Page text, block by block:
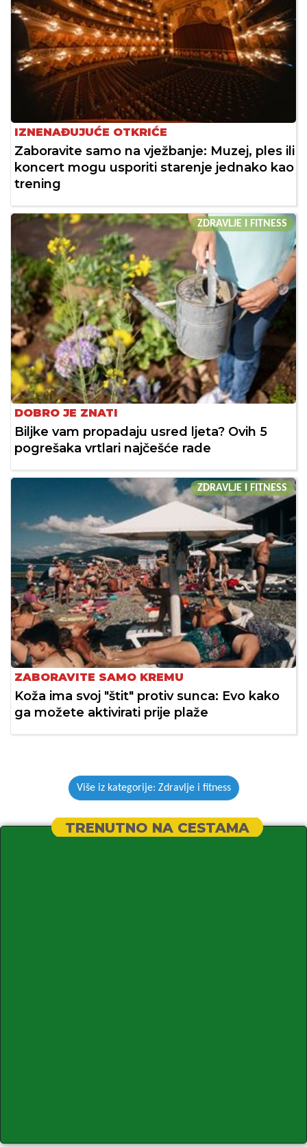
IZNENAĐUJUĆE OTKRIĆE
Zaboravite samo na vježbanje: Muzej, ples ili
koncert mogu usporiti starenje jednako kao
trening
ZDRAVLJE I FITNESS
DOBRO JE ZNATI
Biljke vam propadaju usred ljeta? Ovih 5
pogrešaka vrtlari najčešće rade
ZDRAVLJE I FITNESS
ZABORAVITE SAMO KREMU
Koža ima svoj "štit" protiv sunca: Evo kako
ga možete aktivirati prije plaže
Više iz kategorije: Zdravlje i fitness
TRENUTNO NA CESTAMA